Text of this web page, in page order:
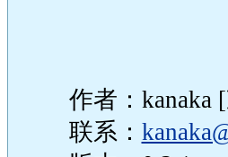
作者：kanaka
联系：